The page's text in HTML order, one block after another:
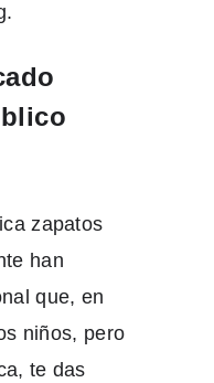
zapatos
han
que, en
niños, pero
te das